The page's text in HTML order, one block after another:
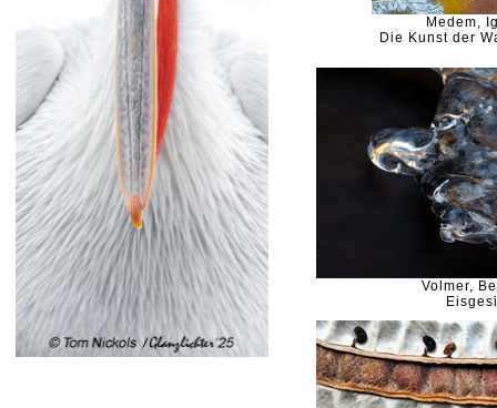
Medem,
Die Kunst der
Volmer,